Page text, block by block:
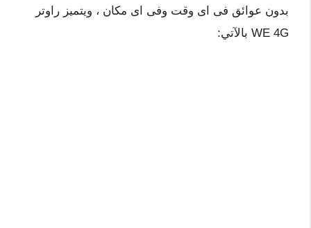
بدون عوائق فى اى وقت وفى اى مكان ، ويتميز راوتر
WE 4G بالآتي: